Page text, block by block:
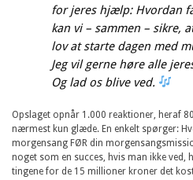
for jeres hjælp: Hvordan
kan vi – sammen – sikre,
lov at starte dagen med
Jeg vil gerne høre alle
Og lad os blive ved.
Opslaget opnår 1.000 reaktioner, heraf
nærmest kun glæde. En enkelt spørger:
morgensang FØR din
noget som en succes, hvis man ikke ved,
tingene for de 15 millioner kroner det